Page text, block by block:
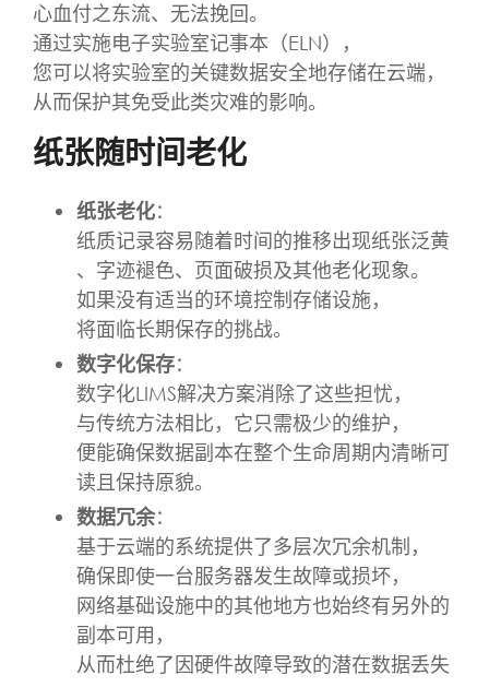
心血付之东流、无法挽回。
通过实施电子实验室记事本（ELN），
您可以将实验室的关键数据安全地存储在云端，
从而保护其免受此类灾难的影响。
纸张随时间老化
纸张老化：
纸质记录容易随着时间的推移出现纸张泛黄
、字迹褪色、页面破损及其他老化现象。
如果没有适当的环境控制存储设施，
将面临长期保存的挑战。
数字化保存：
数字化LIMS解决方案消除了这些担忧，
与传统方法相比，它只需极少的维护，
便能确保数据副本在整个生命周期内清晰可
读且保持原貌。
数据冗余：
基于云端的系统提供了多层次冗余机制，
确保即使一台服务器发生故障或损坏，
网络基础设施中的其他地方也始终有另外的
副本可用，
从而杜绝了因硬件故障导致的潜在数据丢失